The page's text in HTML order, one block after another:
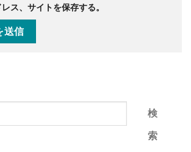
ス、サイトを保存する。
検
索